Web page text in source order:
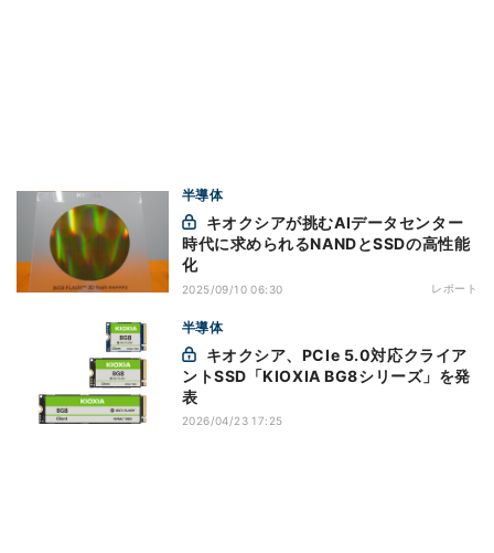
半導体
時代に求められるNANDとSSDの高性能
化
2025/09/10 06:30 レポート
半導体
ントSSD「KIOXIA BG8シリーズ」を発
表
2026/04/23 17:25